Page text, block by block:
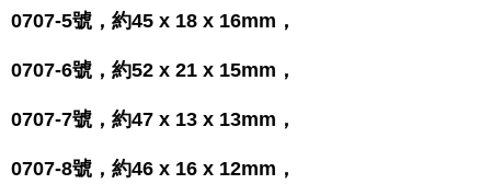
0707-5號，約45 x 18 x 16mm，
0707-6號，約52 x 21 x 15mm，
0707-7號，約47 x 13 x 13mm，
0707-8號，約46 x 16 x 12mm，